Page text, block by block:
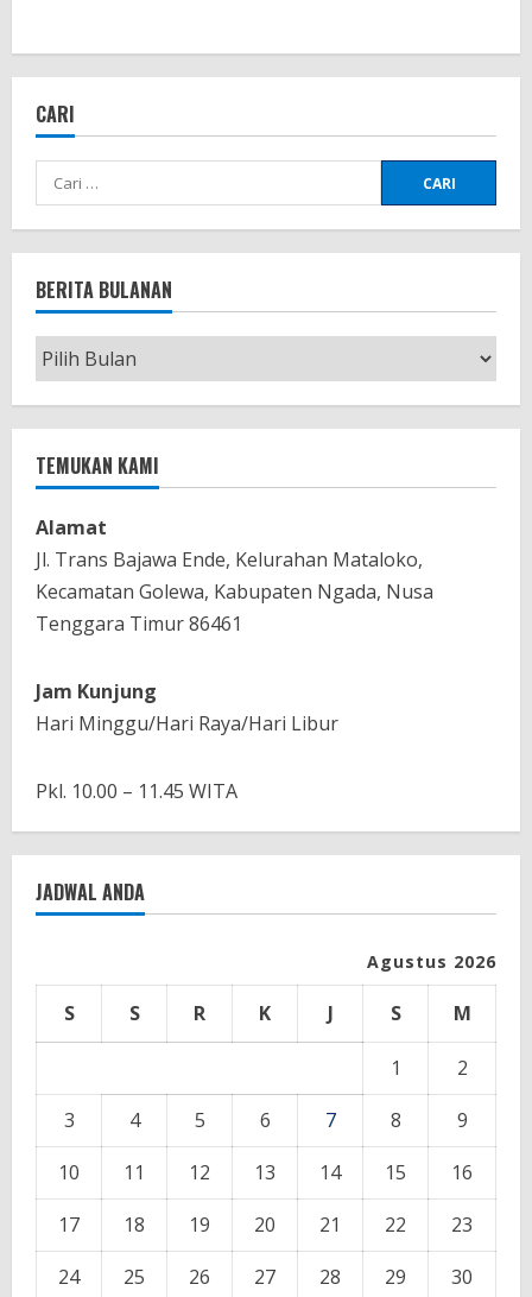
t
i
n
u
e
R
e
a
d
i
n
g
CARI
Cari
untuk:
BERITA BULANAN
Berita
Bulanan
TEMUKAN KAMI
Alamat
Jl. Trans Bajawa Ende, Kelurahan Mataloko,
Kecamatan Golewa, Kabupaten Ngada, Nusa
Tenggara Timur 86461
Jam Kunjung
Hari Minggu/Hari Raya/Hari Libur
Pkl. 10.00 – 11.45 WITA
JADWAL ANDA
Agustus 2026
S S R K J S M
1
2
3
4 5 6 7 8
9
10
11 12 13 14 15
16
17
18 19 20 21 22
23
24
25 26 27 28 29 30